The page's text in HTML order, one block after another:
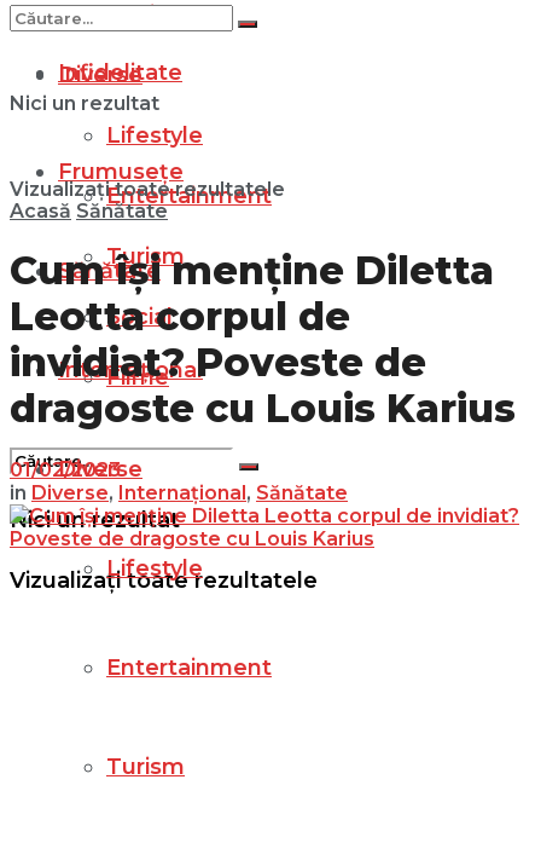
Internațional
Diverse
Lifestyle
Entertainment
Turism
Social
Filme
Nici un rezultat
Vizualizați toate rezultatele
Infidelitate
Frumusețe
Sănătate
Internațional
Diverse
Lifestyle
Entertainment
Turism
Nici un rezultat
Vizualizați toate rezultatele
Acasă Sănătate
Cum își menține Diletta
Leotta corpul de
invidiat? Poveste de
dragoste cu Louis Karius
01/02/2023
in Diverse, Internațional, Sănătate